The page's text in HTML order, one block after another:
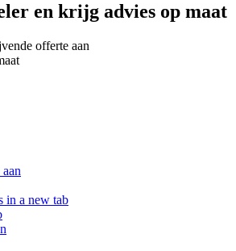
en krijg advies op maat
offerte aan
in a new tab